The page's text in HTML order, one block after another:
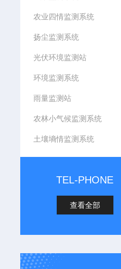
农业四情监测系统
扬尘监测系统
光伏环境监测站
环境监测系统
雨量监测站
农林小气候监测系统
土壤墒情监测系统
TEL-PHONE
查看全部